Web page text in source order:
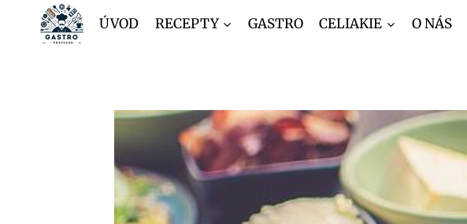
Přeskočit
ÚVOD RECEPTY GASTRO CELIAKIE O NÁS